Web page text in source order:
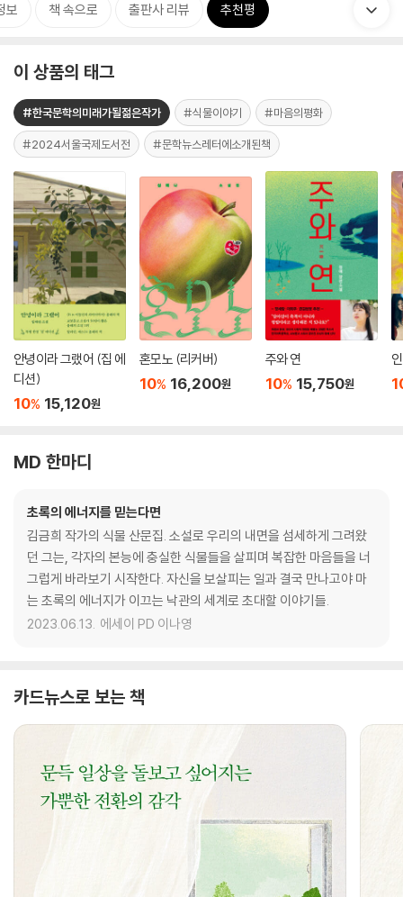
보 책 속으로 출판사 리뷰 추천평
이 상품의 태그
#한국문학의미래가될젊은작가 #식물이야기 #마음의평화
#2024서울국제도서전 #문학뉴스레터에소개된책
안녕이라 그랬어 (집 에
디션)
10% 15,120원
혼모노 (리커버)
10% 16,200원
주와 연
10% 15,750원
MD 한마디
초록의 에너지를 믿는다면
김금희 작가의 식물 산문집. 소설로 우리의 내면을 섬세하게 그려왔
던 그는, 각자의 본능에 충실한 식물들을 살피며 복잡한 마음들을 너
그럽게 바라보기 시작한다. 자신을 보살피는 일과 결국 만나고야 마
는 초록의 에너지가 이끄는 낙관의 세계로 초대할 이야기들.
2023.06.13. 에세이 PD 이나영
카드뉴스로 보는 책